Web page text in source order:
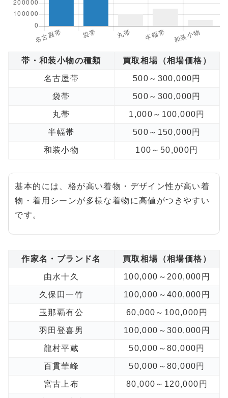
帯・和装小物の種類 買取相場（相場価格）
名古屋帯 500～300,000円
袋帯 500～300,000円
丸帯 1,000～100,000円
半幅帯 500～150,000円
和装小物 100～50,000円
基本的には、格が高い着物・デザイン性が高い着
物・着用シーンが多様な着物に高値がつきやすい
です。
作家名・ブランド名 買取相場（相場価格）
由水十久 100,000～200,000円
久保田一竹 100,000～400,000円
玉那覇有公 60,000～100,000円
羽田登喜男 100,000～300,000円
龍村平蔵 50,000～80,000円
百貫華峰 50,000～80,000円
宮古上布 80,000～120,000円